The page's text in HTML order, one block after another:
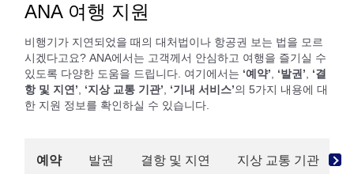
ANA 여행 지원
비행기가 지연되었을 때의 대처법이나 항공권 보는 법을 모르
시겠다고요? ANA에서는 고객께서 안심하고 여행을 즐기실 수
있도록 다양한 도움을 드립니다. 여기에서는 ‘예약’ ‘발권’
‘결
항 및 지연’
‘지상 교통 기관’ ‘기내 서비스’의 5가지 내용에 대
한 지원 정보를 확인하실 수 있습니다.
예약 발권 결항 및 지연 지상 교통 기관